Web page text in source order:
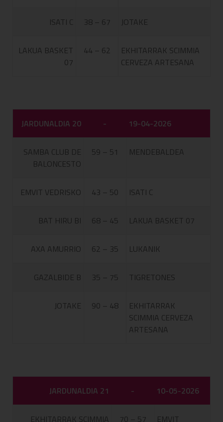
ISATI C 38 – 67 JOTAKE
LAKUA BASKET
07
44 – 62
EKHITARRAK SCIMMIA
CERVEZA ARTESANA
JARDUNALDIA 20 - 19-04-2026
SAMBA CLUB DE
BALONCESTO
59 – 51 MENDEBALDEA
EMVIT VEDRISKO 43 – 50 ISATI C
BAT HIRU BI 68 – 45 LAKUA BASKET 07
AXA AMURRIO 62 – 35 LUKANIK
GAZALBIDE B 35 – 75 TIGRETONES
JOTAKE 90 – 48
EKHITARRAK
SCIMMIA CERVEZA
ARTESANA
JARDUNALDIA 21 - 10-05-2026
EKHITARRAK SCIMMIA 70 – 57 EMVIT